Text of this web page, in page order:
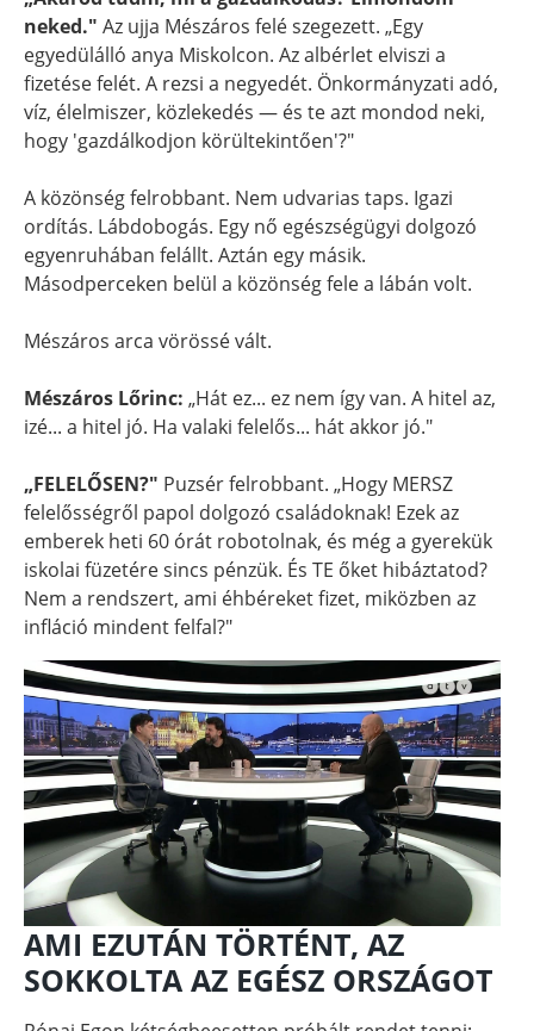
neked." Az ujja Mészáros felé szegezett. „Egy
egyedülálló anya Miskolcon. Az albérlet elviszi a
fizetése felét. A rezsi a negyedét. Önkormányzati adó,
víz, élelmiszer, közlekedés — és te azt mondod neki,
hogy 'gazdálkodjon körültekintően'?"
A közönség felrobbant. Nem udvarias taps. Igazi
ordítás. Lábdobogás. Egy nő egészségügyi dolgozó
egyenruhában felállt. Aztán egy másik.
Másodperceken belül a közönség fele a lábán volt.
Mészáros arca vörössé vált.
Mészáros Lőrinc: „Hát ez... ez nem így van. A hitel az,
izé... a hitel jó. Ha valaki felelős... hát akkor jó."
„FELELŐSEN?" Puzsér felrobbant. „Hogy MERSZ
felelősségről papol dolgozó családoknak! Ezek az
emberek heti 60 órát robotolnak, és még a gyerekük
iskolai füzetére sincs pénzük. És TE őket hibáztatod?
Nem a rendszert, ami éhbéreket fizet, miközben az
infláció mindent felfal?"
AMI EZUTÁN TÖRTÉNT, AZ
SOKKOLTA AZ EGÉSZ ORSZÁGOT